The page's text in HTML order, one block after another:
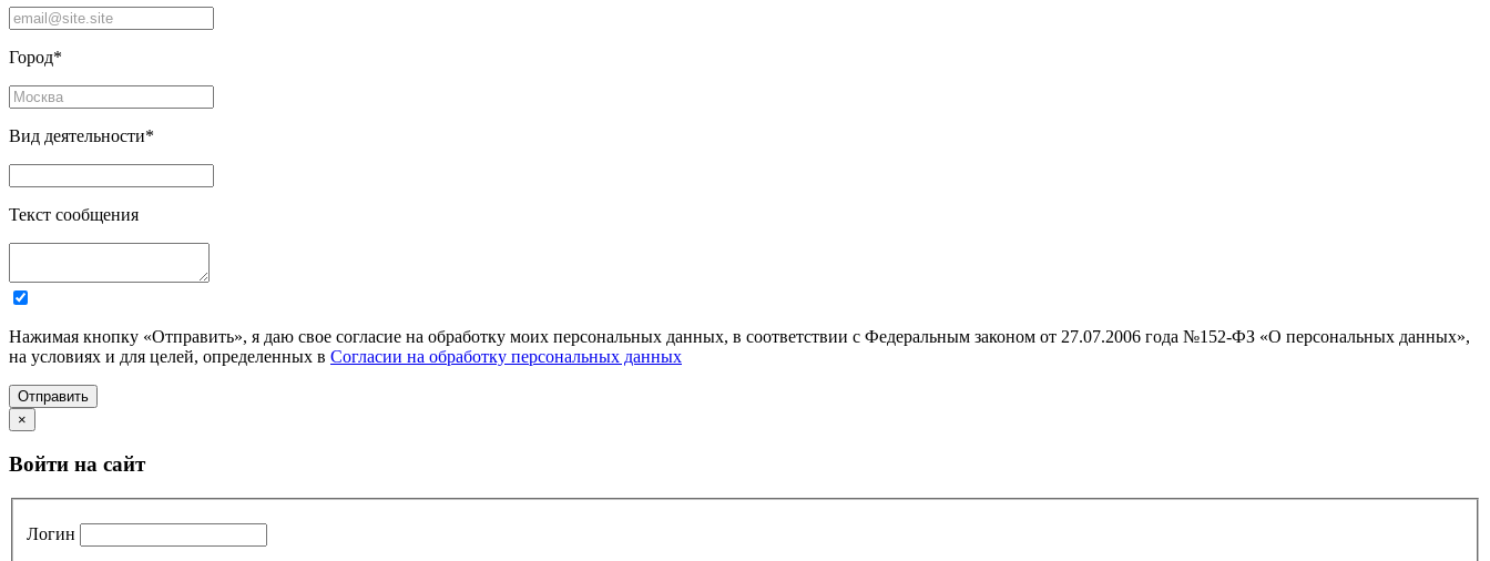
Город*
Вид деятельности*
Текст сообщения
Нажимая кнопку «Отправить», я даю свое согласие на обработку моих персональных данных, в соответствии с Федеральным законом от 27.07.2006 года №152-ФЗ «О персональных данных»,
на условиях и для целей, определенных в Согласии на обработку персональных данных
Отправить
×
Войти на сайт
Логин